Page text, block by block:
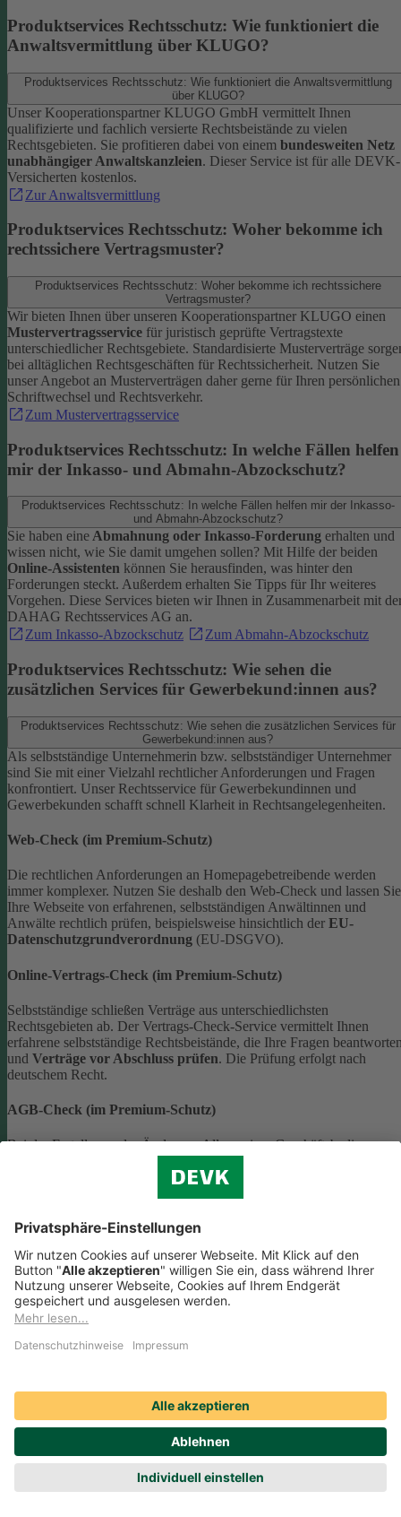
Produktservices Rechtsschutz: Wie funktioniert die
Anwaltsvermittlung über KLUGO?
Produktservices Rechtsschutz: Wie funktioniert die Anwaltsvermittlung
über KLUGO?
Unser Kooperationspartner KLUGO GmbH vermittelt Ihnen
qualifizierte und fachlich versierte Rechtsbeistände zu vielen
Rechtsgebieten. Sie profitieren dabei von einem bundesweiten Netz
unabhängiger Anwaltskanzleien. Dieser Service ist für alle DEVK-
Versicherten kostenlos.
Zur Anwaltsvermittlung
Produktservices Rechtsschutz: Woher bekomme ich
rechtssichere Vertragsmuster?
Produktservices Rechtsschutz: Woher bekomme ich rechtssichere
Vertragsmuster?
Wir bieten Ihnen über unseren Kooperationspartner KLUGO einen
Mustervertragsservice für juristisch geprüfte Vertragstexte
unterschiedlicher Rechtsgebiete. Standardisierte Musterverträge
bei alltäglichen Rechtsgeschäften für Rechtssicherheit. Nutzen Sie
unser Angebot an Musterverträgen daher gerne für Ihren persönlichen
Schriftwechsel und Rechtsverkehr.
Zum Mustervertragsservice
Produktservices Rechtsschutz: In welche Fällen helfen
mir der Inkasso- und Abmahn-Abzockschutz?
Produktservices Rechtsschutz: In welche Fällen helfen mir der Inkasso-
und Abmahn-Abzockschutz?
Sie haben eineAbmahnung oder Inkasso-Forderung erhalten und
wissen nicht, wie Sie damit umgehen sollen? Mit Hilfe der beiden
Online-Assistenten können Sie herausfinden, was hinter den
Forderungen steckt. Außerdem erhalten Sie Tipps für Ihr weiteres
Vorgehen. Diese Services bieten wir Ihnen in Zusammenarbeit mit
DAHAG Rechtsservices AG an.
Zum Inkasso-Abzockschutz
Zum Abmahn-Abzockschutz
Produktservices Rechtsschutz: Wie sehen die
zusätzlichen Services für Gewerbekund:innen aus?
Produktservices Rechtsschutz: Wie sehen die zusätzlichen Services für
Gewerbekund:innen aus?
Als selbstständige Unternehmerin bzw. selbstständiger Unternehmer
sind Sie mit einer Vielzahl rechtlicher Anforderungen und Fragen
konfrontiert. Unser Rechtsservice für Gewerbekundinnen und
Gewerbekunden schafft schnell Klarheit in Rechtsangelegenheiten.
Web-Check (im Premium-Schutz)
Die rechtlichen Anforderungen an Homepagebetreibende werden
immer komplexer. Nutzen Sie deshalb den Web-Check und lassen Sie
Ihre Webseite von erfahrenen, selbstständigen Anwältinnen und
Anwälte rechtlich prüfen, beispielsweise hinsichtlich der EU-
Datenschutzgrundverordnung (EU-DSGVO).
Online-Vertrags-Check (im Premium-Schutz)
Selbstständige schließen Verträge aus unterschiedlichsten
Rechtsgebieten ab. Der Vertrags-Check-Service vermittelt Ihnen
erfahrene selbstständige Rechtsbeistände, die Ihre Fragen
und Verträge vor Abschluss prüfen. Die Prüfung erfolgt nach
deutschem Recht.
AGB-Check (im Premium-Schutz)
Bei der Erstellung oder Änderung Allgemeiner
(AGB) ist eine Vielzahl rechtlicher Vorschriften zu beachten. Wir
helfen Ihnen dabei und vermitteln Ihnen versierte selbstständige
Online-Portal der DAHAG Rechtsservices AG angeboten.
Beratungs-Rechtsschutz bei Unternehmensnachfolge
Wenn Sie Ihre Firma an eine Nachfolgerin oder einen Nachfolger
kompetente, selbstständige Rechtsanwältinnen und Rechtsanwälte,
Rechtsschutz an:0221 757-1996.
Produktservices Krankenversicherung: Welche
Vorteile bietet mir die Krankenversicherungs-App der
DEVK?